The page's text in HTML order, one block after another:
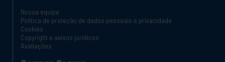
Nossa equipe
Política de proteção de dados pessoais e privacidade
Cookies
Copyright e avisos jurídicos
Avaliações